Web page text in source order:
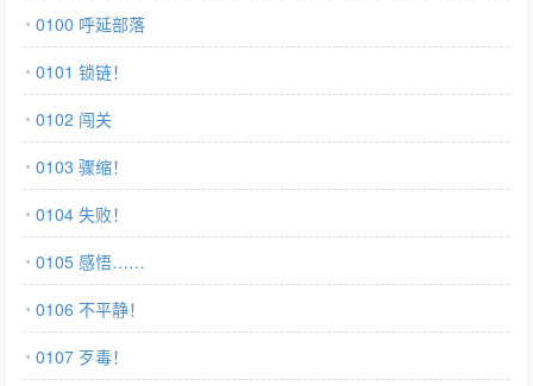
0100 呼延部落
0101 锁链！
0102 闯关
0103 骤缩！
0104 失败！
0105 感悟……
0106 不平静！
0107 歹毒！